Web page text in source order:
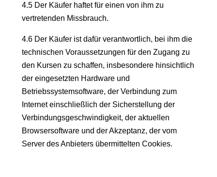
4.5 Der Käufer haftet für einen von ihm zu
vertretenden Missbrauch.
4.6 Der Käufer ist dafür verantwortlich, bei ihm die
technischen Voraussetzungen für den Zugang zu
den Kursen zu schaffen, insbesondere hinsichtlich
der eingesetzten Hardware und
Betriebssystemsoftware, der Verbindung zum
Internet einschließlich der Sicherstellung der
Verbindungsgeschwindigkeit, der aktuellen
Browsersoftware und der Akzeptanz, der vom
Server des Anbieters übermittelten Cookies.